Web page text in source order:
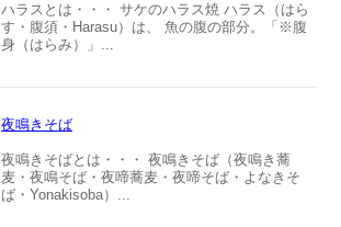
ハラスとは・・・ サケのハラス焼 ハラス（はら
す・腹須・Harasu）は、 魚の腹の部分。「※腹
身（はらみ）」...
夜鳴きそば
夜鳴きそばとは・・・ 夜鳴きそば（夜鳴き蕎
麦・夜鳴そば・夜啼蕎麦・夜啼そば・よなきそ
ば・Yonakisoba）...